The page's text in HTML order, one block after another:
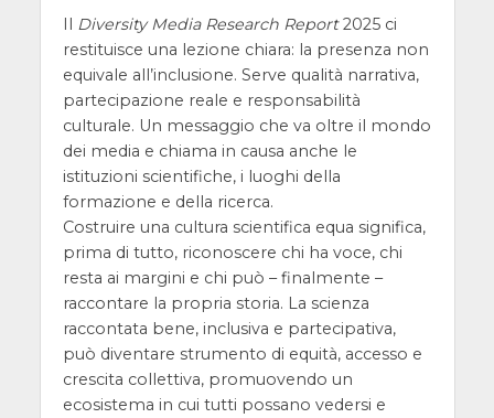
Il Diversity Media Research Report2025 ci
restituisce una lezione chiara: la presenza non
equivale all’inclusione. Serve qualità narrativa,
partecipazione reale e responsabilità
culturale. Un messaggio che va oltre il mondo
dei media e chiama in causa anche le
istituzioni scientifiche, i luoghi della
formazione e della ricerca.
Costruire una cultura scientifica equa significa,
prima di tutto, riconoscere chi ha voce, chi
resta ai margini e chi può – finalmente –
raccontare la propria storia. La scienza
raccontata bene, inclusiva e partecipativa,
può diventare strumento di equità, accesso e
crescita collettiva, promuovendo un
ecosistema in cui tutti possano vedersi e